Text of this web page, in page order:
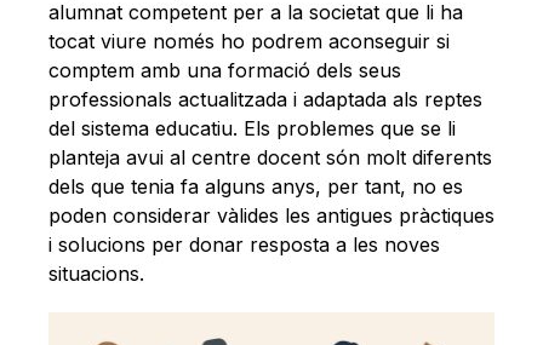
alumnat competent per a la societat que li ha
tocat viure només ho podrem aconseguir si
comptem amb una formació dels seus
professionals actualitzada i adaptada als reptes
del sistema educatiu. Els problemes que se li
planteja avui al centre docent són molt diferents
dels que tenia fa alguns anys, per tant, no es
poden considerar vàlides les antigues pràctiques
i solucions per donar resposta a les noves
situacions.